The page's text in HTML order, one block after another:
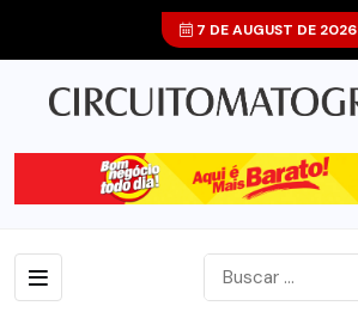
7 DE AUGUST DE 2026